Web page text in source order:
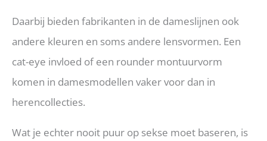
Daarbij bieden fabrikanten in de dameslijnen ook
andere kleuren en soms andere lensvormen. Een
cat-eye invloed of een rounder montuurvorm
komen in damesmodellen vaker voor dan in
herencollecties.
Wat je echter nooit puur op sekse moet baseren, is